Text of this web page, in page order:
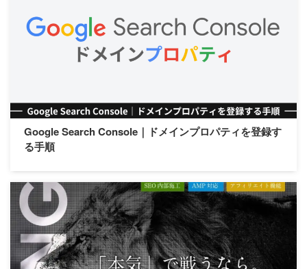
Google Search Console｜ドメインプロパティを登録す
る手順